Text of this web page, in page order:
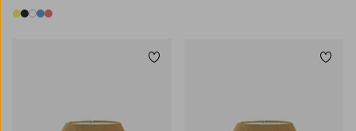
5 värejä
Lisää suosikkeihin Lisää